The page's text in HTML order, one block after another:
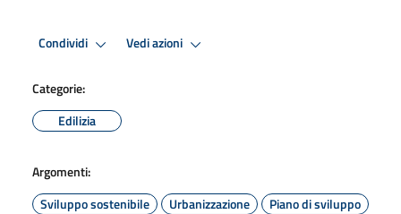
Condividi Vedi azioni
Categorie:
Edilizia
Argomenti:
Sviluppo sostenibile
Urbanizzazione Piano di sviluppo